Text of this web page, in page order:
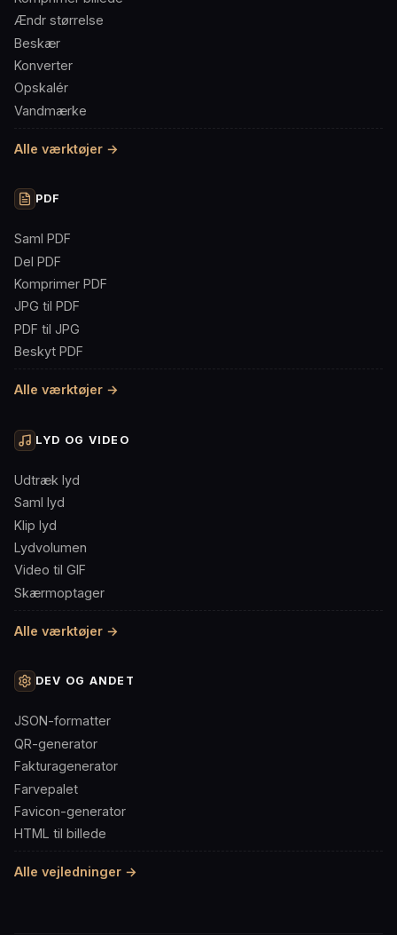
Ændr størrelse
Beskær
Konverter
Opskalér
Vandmærke
Alle værktøjer →
PDF
Saml PDF
Del PDF
Komprimer PDF
JPG til PDF
PDF til JPG
Beskyt PDF
Alle værktøjer →
LYD OG VIDEO
Udtræk lyd
Saml lyd
Klip lyd
Lydvolumen
Video til GIF
Skærmoptager
Alle værktøjer →
DEV OG ANDET
JSON-formatter
QR-generator
Fakturagenerator
Farvepalet
Favicon-generator
HTML til billede
Alle vejledninger →